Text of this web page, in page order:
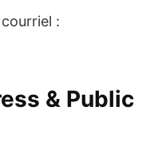
:
& Public